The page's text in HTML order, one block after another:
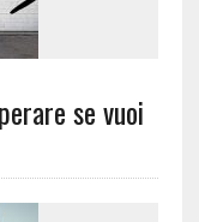
se vuoi